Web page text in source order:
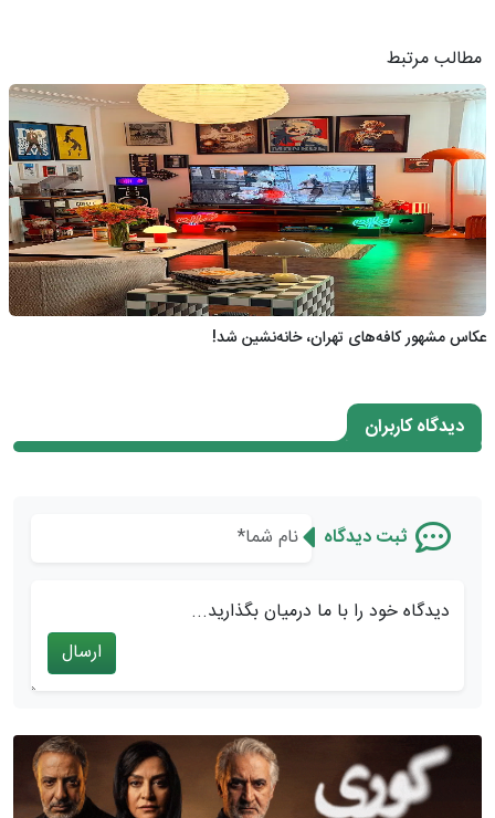
مطالب مرتبط
عکاس مشهور کافه‌های تهران، خانه‌نشین شد!
دیدگاه کاربران
ثبت دیدگاه
دیدگاه خود را با ما درمیان بگذارید...
ارسال